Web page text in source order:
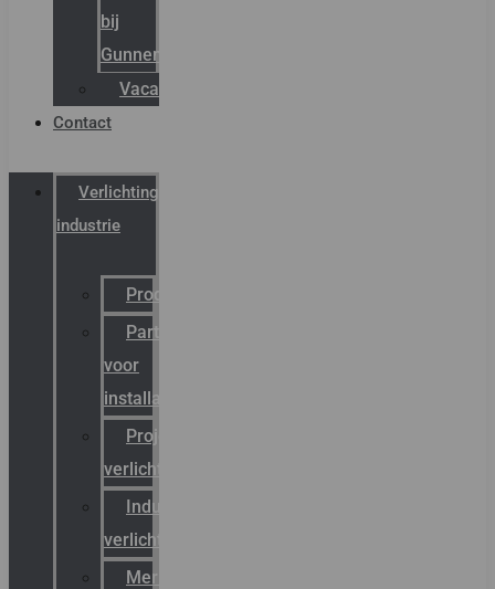
bij
Gunneman
Vacatures
Contact
Verlichting
industrie
Productcatalogus
Partner
voor
installateurs
Projectreferenties
verlichting
Industriële
verlichting
Merken